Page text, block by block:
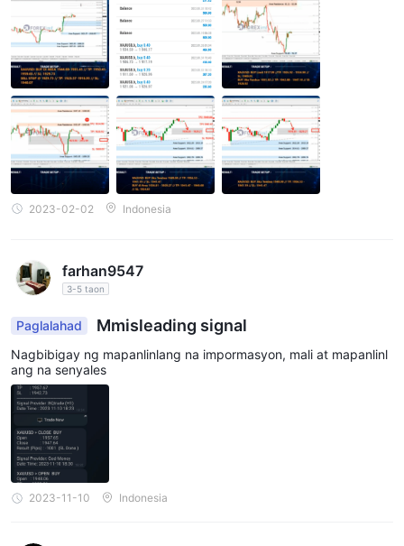
2023-02-02 Indonesia
farhan9547
3-5 taon
Paglalahad Mmisleading signal
Nagbibigay ng mapanlinlang na impormasyon, mali at mapanlinl
ang na senyales
2023-11-10 Indonesia